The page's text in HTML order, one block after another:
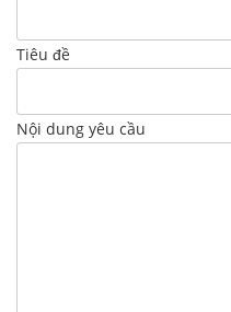
Tiêu đề
Nội dung yêu cầu